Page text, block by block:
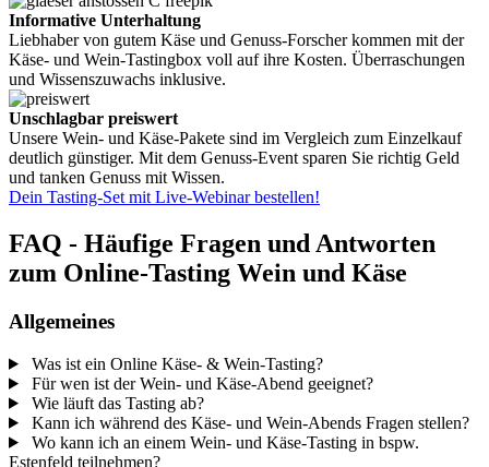
Informative Unterhaltung
Liebhaber von gutem Käse und Genuss-Forscher kommen mit der
Käse- und Wein-Tastingbox voll auf ihre Kosten. Überraschungen
und Wissenszuwachs inklusive.
Unschlagbar preiswert
Unsere Wein- und Käse-Pakete sind im Vergleich zum Einzelkauf
deutlich günstiger. Mit dem Genuss-Event sparen Sie richtig Geld
und tanken Genuss mit Wissen.
Dein Tasting-Set mit Live-Webinar bestellen!
FAQ - Häufige Fragen und Antworten
zum Online-Tasting Wein und Käse
Allgemeines
Was ist ein Online Käse- & Wein-Tasting?
Für wen ist der Wein- und Käse-Abend geeignet?
Wie läuft das Tasting ab?
Kann ich während des Käse- und Wein-Abends Fragen stellen?
Wo kann ich an einem Wein- und Käse-Tasting in bspw.
Estenfeld teilnehmen?